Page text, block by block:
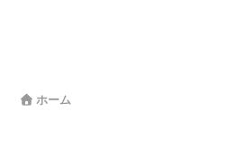
ホーム